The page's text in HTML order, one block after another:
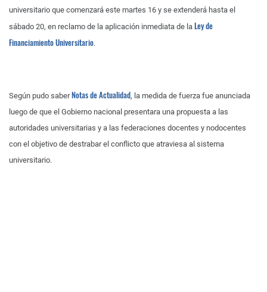
universitario que comenzará este martes 16 y se extenderá hasta el
sábado 20, en reclamo de la aplicación inmediata de la Ley de
Financiamiento Universitario.
Según pudo saberNotas de Actualidad, la medida de fuerza fue anunciada
luego de que el Gobierno nacional presentara una propuesta a las
autoridades universitarias y a las federaciones docentes y nodocentes
con el objetivo de destrabar el conflicto que atraviesa al sistema
universitario.